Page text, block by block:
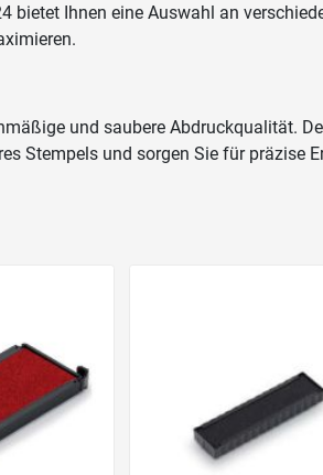
bietet Ihnen eine Auswahl an
und saubere Abdruckqualität.
Stempels und sorgen Sie für präzise